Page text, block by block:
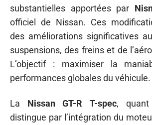
substantielles apportées par
officiel de Nissan. Ces
des améliorations significatives
suspensions, des freins et de
L’objectif : maximiser la
performances globales du véhicule.
La Nissan GT-R T-spec,
distingue par l’intégration du